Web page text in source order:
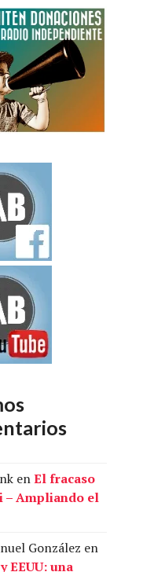
enEl fracaso
– Ampliando el
González en
EEUU: una